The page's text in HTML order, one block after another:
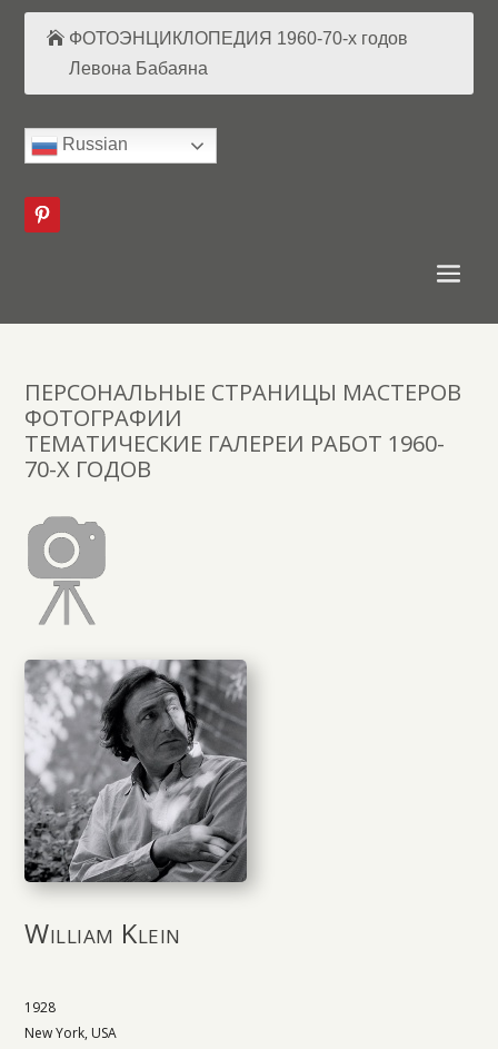
ФОТОЭНЦИКЛОПЕДИЯ 1960-70-х годов
Левона Бабаяна
Russian
ПЕРСОНАЛЬНЫЕ СТРАНИЦЫ МАСТЕРОВ
ФОТОГРАФИИ
ТЕМАТИЧЕСКИЕ ГАЛЕРЕИ РАБОТ 1960-
70-Х ГОДОВ
William Klein
1928
New York, USA